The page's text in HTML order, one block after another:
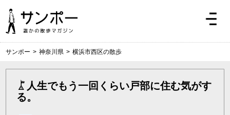
サンポー > 神奈川県 > 横浜市西区の散歩
人生でもう一回くらい戸部に住む気がす
る。